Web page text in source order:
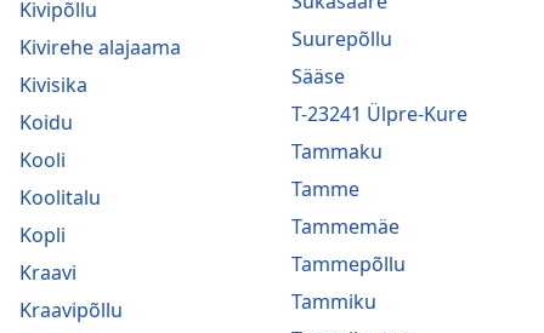
Kivipõllu
Kivirehe alajaama
Kivisika
Koidu
Kooli
Koolitalu
Kopli
Kraavi
Kraavipõllu
Suurepõllu
Sääse
T-23241 Ülpre-Kure
Tammaku
Tamme
Tammemäe
Tammepõllu
Tammiku